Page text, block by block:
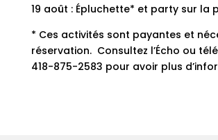
19 août : Épluchette* et party sur la
* Ces activités sont payantes et
réservation. Consultez l’Écho ou
418-875-2583 pour avoir plus